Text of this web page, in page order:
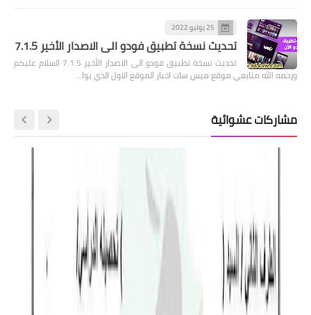
25 يوليو 2022
تحديث نسخة تطبيق فودو الى الاصدار الأخير 7.1.5
تحديث نسخة تطبيق فودو الى الاصدار الأخير 7.1.5 السلام عليكم
ورحمه الله متابعي موقع ميس سات اخبار الموقع الاول الذي يوا…
مشاركات عشوائية